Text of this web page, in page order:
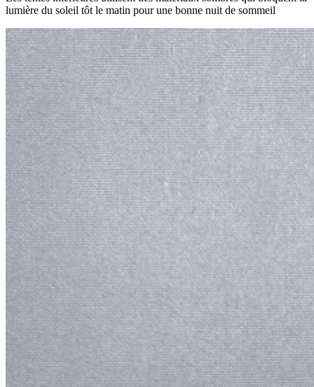
lumière du soleil tôt le matin pour une bonne nuit de sommeil